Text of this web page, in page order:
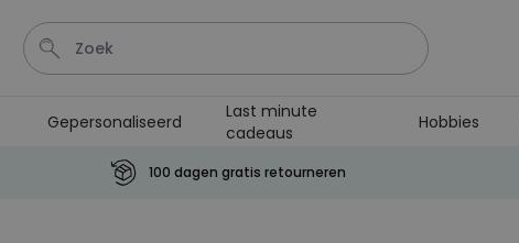
Boxer Housewarming
Gepersonaliseerd
Last minute
cadeaus
Hobbies
100 dagen gratis retourneren